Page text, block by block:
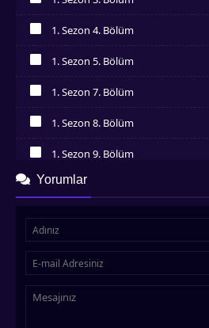
1. Sezon 4. Bölüm
1. Sezon 5. Bölüm
1. Sezon 7. Bölüm
1. Sezon 8. Bölüm
İzledim
1. Sezon 9. Bölüm
1. Sezon 10. Bölüm
İzledim
İzledim
İzledim
1. Sezon 14. Bölüm
Yorumlar